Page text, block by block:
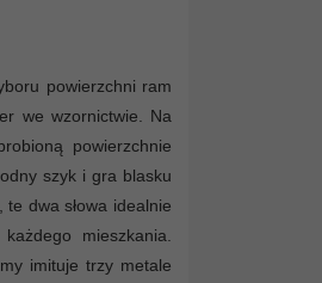
powierzchni ram
we wzornictwie. Na
powierzchnie
szyk i gra blasku
dwa słowa idealnie
mieszkania.
imituje trzy metale